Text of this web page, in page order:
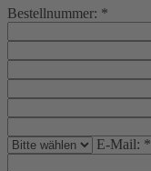
Bestellnummer: *
E-Mail: *